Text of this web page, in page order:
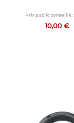
Prix public conseillé :
10,00 €